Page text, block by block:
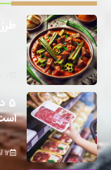
12 آبان 1403